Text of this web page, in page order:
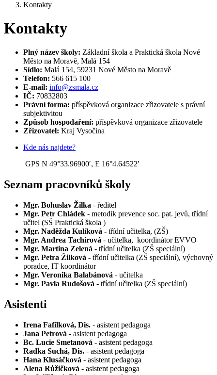
Kontakty
Kontakty
Plný název školy: Základní škola a Praktická škola Nové
Město na Moravě, Malá 154
Sídlo: Malá 154, 59231 Nové Město na Moravě
Telefon: 566 615 100
E-mail: info@zsmala.cz
IČ: 70832803
Právní forma: příspěvková organizace zřizovatele s právní
subjektivitou
Způsob hospodaření: příspěvková organizace zřizovatele
Zřizovatel: Kraj Vysočina
Kde nás najdete?
GPS N 49°33.96900′, E 16°4.64522′
Seznam pracovníků školy
Mgr. Bohuslav Žilka - ředitel
Mgr. Petr Chládek - metodik prevence soc. pat. jevů, třídní
učitel (SŠ Praktická škola )
Mgr. Naděžda Kulíková - třídní učitelka, (ZŠ)
Mgr. Andrea Tachirová - učitelka, koordinátor EVVO
Mgr. Martina Zelená - třídní učitelka (ZŠ speciální)
Mgr. Petra Žilková - třídní učitelka (ZŠ speciální), výchovný
poradce, IT koordinátor
Mgr. Veronika Balabánová - učitelka
Mgr. Pavla Rudošová - třídní učitelka (ZŠ speciální)
Asistenti
Irena Fafílková, Dis. - asistent pedagoga
Jana Petrová - asistent pedagoga
Bc. Lucie Smetanová - asistent pedagoga
Radka Suchá, Dis. - asistent pedagoga
Hana Klusáčková - asistent pedagoga
Alena Růžičková - asistent pedagoga